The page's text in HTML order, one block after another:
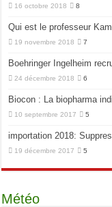
16 octobre 2018 8
Qui est le professeur
19 novembre 2018 7
Boehringer Ingelheim
24 décembre 2018 6
Biocon : La biopharma
10 septembre 2017 5
importation 2018:
19 décembre 2017 5
Météo